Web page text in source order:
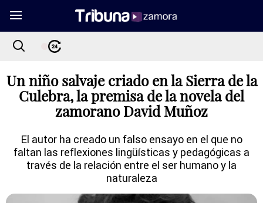
Un niño salvaje criado en la Sierra de la
Culebra, la premisa de la novela del
zamorano David Muñoz
El autor ha creado un falso ensayo en el que no
faltan las reflexiones lingüísticas y pedagógicas a
través de la relación entre el ser humano y la
naturaleza